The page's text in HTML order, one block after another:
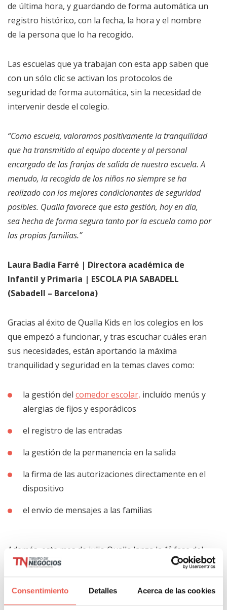
Consentimiento Detalles Acerca de las cookies
de última hora, y guardando de forma automática un
registro histórico, con la fecha, la hora y el nombre
de la persona que lo ha recogido.
Las escuelas que ya trabajan con esta app saben que
con un sólo clic se activan los protocolos de
seguridad de forma automática, sin la necesidad de
intervenir desde el colegio.
“Como escuela, valoramos positivamente la tranquilidad
que ha transmitido al equipo docente y al personal
encargado de las franjas de salida de nuestra escuela. A
menudo, la recogida de los niños no siempre se ha
realizado con los mejores condicionantes de seguridad
posibles. Qualla favorece que esta gestión, hoy en día,
sea hecha de forma segura tanto por la escuela como por
las propias familias.”
Laura Badia Farré | Directora académica de
Infantil y Primaria | ESCOLA PIA SABADELL
(Sabadell – Barcelona)
Gracias al éxito de Qualla Kids en los colegios en los
que empezó a funcionar, y tras escuchar cuáles eran
sus necesidades, están aportando la máxima
tranquilidad y seguridad en la temas claves como:
la gestión del comedor escolar, incluído menús y
alergias de fijos y esporádicos
el registro de las entradas
la gestión de la permanencia en la salida
la firma de las autorizaciones directamente en el
dispositivo
el envío de mensajes a las familias
Además, este mes de julio Qualla lanza la 1ª fase del
control de los derechos de imagen con Inteligencia
Artificial y en septiembre la gestión de las rutas de
autocar y las extraescolares.